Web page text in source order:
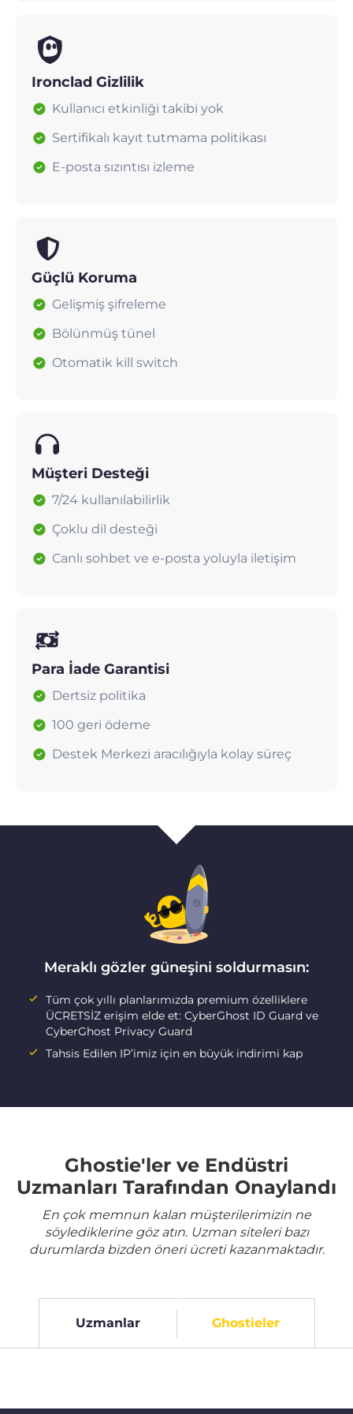
Ironclad Gizlilik
Kullanıcı etkinliği takibi yok
Sertifikalı kayıt tutmama politikası
E-posta sızıntısı izleme
Güçlü Koruma
Gelişmiş şifreleme
Bölünmüş tünel
Otomatik kill switch
Müşteri Desteği
7/24 kullanılabilirlik
Çoklu dil desteği
Canlı sohbet ve e-posta yoluyla iletişim
Para İade Garantisi
Dertsiz politika
100 geri ödeme
Destek Merkezi aracılığıyla kolay süreç
Meraklı gözler güneşini soldurmasın:
Tüm çok yıllı planlarımızda premium özelliklere
ÜCRETSİZ erişim elde et: CyberGhost ID Guard ve
CyberGhost Privacy Guard
Tahsis Edilen IP’imiz için en büyük indirimi kap
Ghostie'ler ve Endüstri
Uzmanları Tarafından Onaylandı
En çok memnun kalan müşterilerimizin ne
söylediklerine göz atın. Uzman siteleri bazı
durumlarda bizden öneri ücreti kazanmaktadır.
Uzmanlar Ghostieler